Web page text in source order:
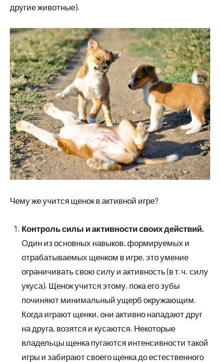
другие животные).
Чему же учится щенок в активной игре?
Контроль силы и активности своих действий.
Один из основных навыков, формируемых и
отрабатываемых щенком в игре, это умение
ограничивать свою силу и активность (в т.ч. силу
укуса). Щенок учится этому, пока его зубы
починяют минимальный ущерб окружающим.
Когда играют щенки, они активно нападают друг
на друга, возятся и кусаются. Некоторые
владельцы щенка пугаются интенсивности такой
игры и забирают своего щенка до естественного